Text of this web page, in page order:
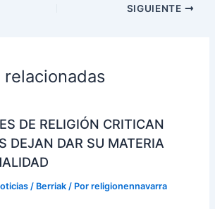
SIGUIENTE
relacionadas
DE RELIGIÓN CRITICAN
DEJAN DAR SU MATERIA
/ Berriak / Porreligionennavarra